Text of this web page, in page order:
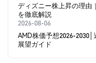
ディズニー株上昇の理由
を徹底解説
2026-08-06
AMD株価予想2026-
展望ガイド